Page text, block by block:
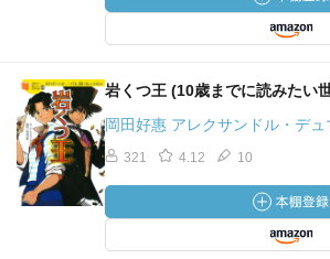
岩くつ王 (10歳までに読みたい
岡田好惠 アレクサンドル・デ
321 4.12 10